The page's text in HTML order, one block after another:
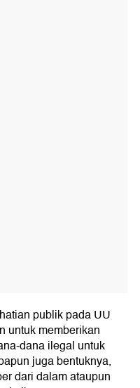
publik pada UU
untuk memberikan
dana ilegal untuk
juga bentuknya,
dari dalam ataupun